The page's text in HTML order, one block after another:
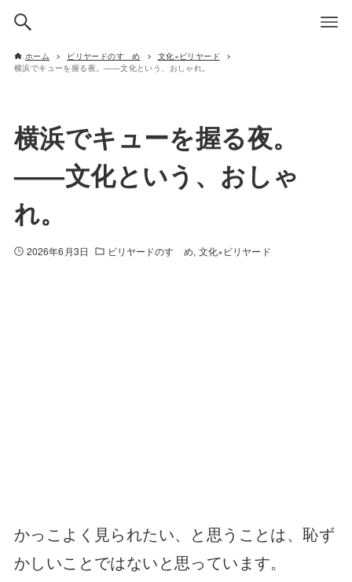
ホーム ビリヤードのすゝめ
文化×ビリヤード
横浜でキューを握る夜。——文化という、おしゃれ。
横浜でキューを握る夜。
——文化という、おしゃ
れ。
2026年6月3日 ビリヤードのすゝめ 文化×ビリヤード
かっこよく見られたい、と思うことは、恥ず
かしいことではないと思っています。